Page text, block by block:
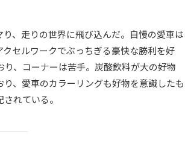
、走りの世界に飛び込んだ。自慢の愛車は
セルワークでぶっちぎる豪快な勝利を好
、コーナーは苦手。炭酸飲料が大の好物
、愛車のカラーリングも好物を意識したも
れている。